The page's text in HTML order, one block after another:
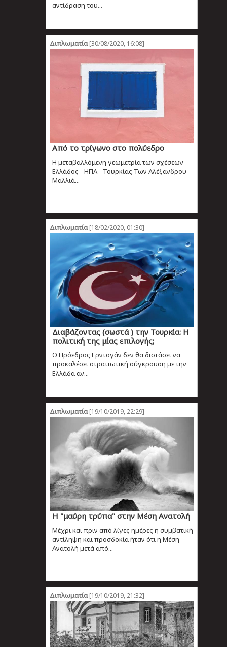
αντίδραση του...
Διπλωματία[30/08/2020, 16:08]
Από το τρίγωνο στο πολύεδρο
Η μεταβαλλόμενη γεωμετρία των σχέσεων
Ελλάδος - ΗΠΑ - Τουρκίας Των Αλέξανδρου
Μαλλιά...
Διπλωματία[18/02/2020, 01:30]
Διαβάζοντας (σωστά ) την Τουρκία: Η
πολιτική της μίας επιλογής;
Ο Πρόεδρος Ερντογάν δεν θα διστάσει να
προκαλέσει στρατιωτική σύγκρουση με την
Ελλάδα αν...
Διπλωματία[19/10/2019, 22:29]
Η "μαύρη τρύπα" στην Μέση Ανατολή
Μέχρι και πριν από λίγες ημέρες η συμβατική
αντίληψη και προσδοκία ήταν ότι η Μέση
Ανατολή μετά από...
Διπλωματία[19/10/2019, 21:32]